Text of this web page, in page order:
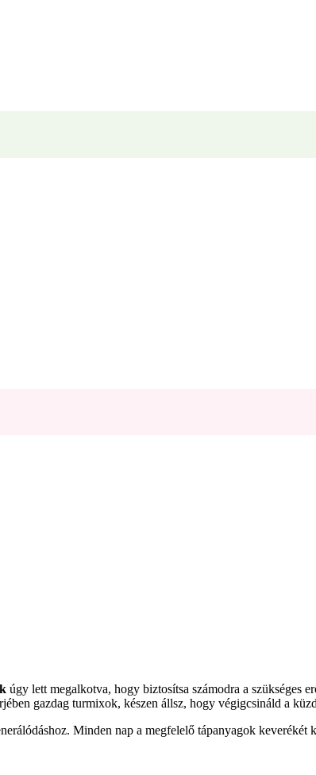
úgy lett megalkotva, hogy biztosítsa számodra a szükséges
gazdag turmixok, készen állsz, hogy végigcsináld a
Minden nap a megfelelő tápanyagok